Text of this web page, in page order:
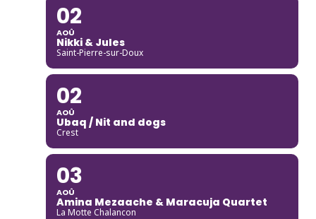
02
AOÛ
Nikki & Jules
Saint-Pierre-sur-Doux
02
AOÛ
Ubaq / Nit and dogs
Crest
03
AOÛ
Amina Mezaache & Maracuja Quartet
La Motte Chalancon